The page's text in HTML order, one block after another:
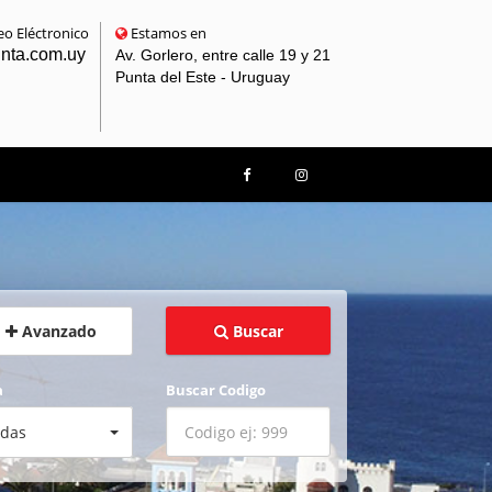
Eléctronico Estamos en
Av. Gorlero, entre calle 19 y 21
Punta del Este - Uruguay
Avanzado Buscar
Buscar Codigo